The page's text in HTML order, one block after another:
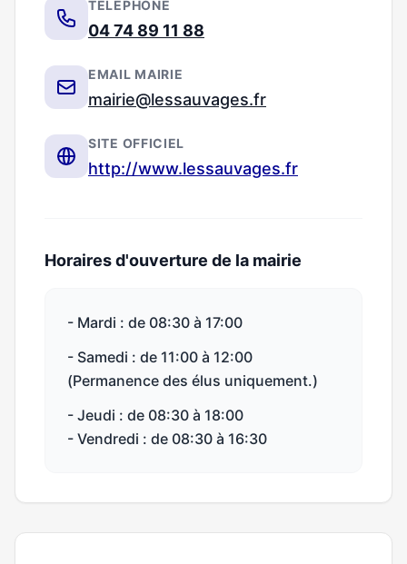
TÉLÉPHONE
04 74 89 11 88
EMAIL MAIRIE
mairie@lessauvages.fr
SITE OFFICIEL
http://www.lessauvages.fr
Horaires d'ouverture de la mairie
- Mardi : de 08:30 à 17:00
- Samedi : de 11:00 à 12:00
(Permanence des élus uniquement.)
- Jeudi : de 08:30 à 18:00
- Vendredi : de 08:30 à 16:30